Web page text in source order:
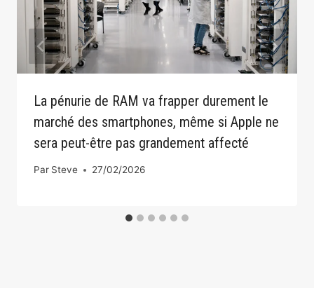
La pénurie de RAM va frapper durement le
marché des smartphones, même si Apple ne
sera peut-être pas grandement affecté
Par Steve 27/02/2026